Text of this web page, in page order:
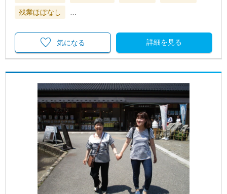
残業ほぼなし
詳細を見る
気になる